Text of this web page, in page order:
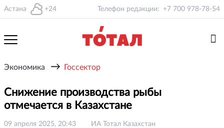
Астана +24 Телефон редакции: +7 700 978-78-54
Экономика → Госсектор
Снижение производства рыбы
отмечается в Казахстане
09 апреля 2025, 20:43 ИА Тотал Казахстан